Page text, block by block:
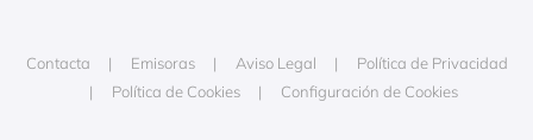
Contacta Emisoras Aviso Legal
Política de Privacidad
Política de Cookies
Configuración de Cookies